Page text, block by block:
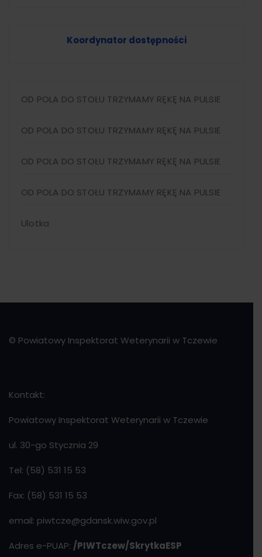
Koordynator dostępności
OD POLA DO STOŁU TRZYMAMY RĘKĘ NA PULSIE
OD POLA DO STOŁU TRZYMAMY RĘKĘ NA PULSIE
OD POLA DO STOŁU TRZYMAMY RĘKĘ NA PULSIE
OD POLA DO STOŁU TRZYMAMY RĘKĘ NA PULSIE
Ulotka
© Powiatowy Inspektorat Weterynarii w Tczewie
Kontakt:
Powiatowy Inspektorat Weterynarii w Tczewie
ul. 30-go Stycznia 29
Tel: (58) 531 15 53
Fax: (58) 531 15 53
email: piwtcze@gdansk.wiw.gov.pl
Adres e-PUAP: /PIWTczew/SkrytkaESP